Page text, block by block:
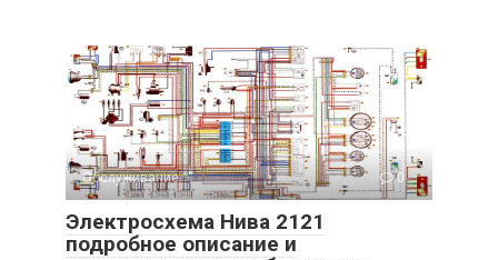
Обслуживание 0
Электросхема Нива 2121
подробное описание и